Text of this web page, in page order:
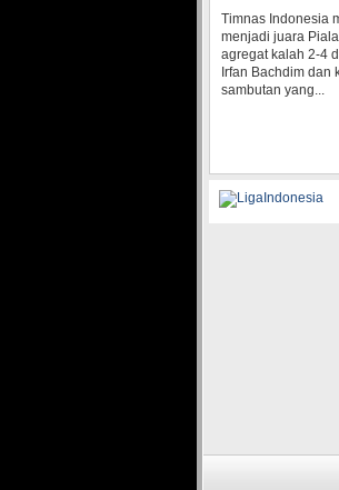
Timnas Indonesia
menjadi juara
agregat kalah 2-4
Irfan Bachdim dan
sambutan yang...